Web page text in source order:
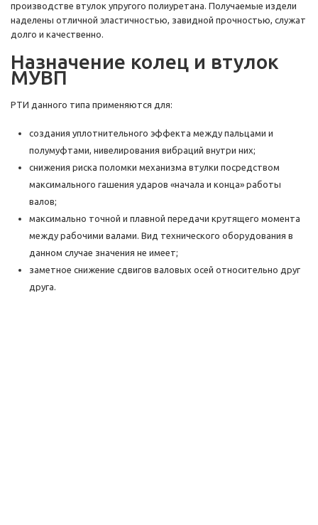
производстве втулок упругого полиуретана. Получаемые издели
наделены отличной эластичностью, завидной прочностью, служат
долго и качественно.
Назначение колец и втулок
МУВП
РТИ данного типа применяются для:
создания уплотнительного эффекта между пальцами и
полумуфтами, нивелирования вибраций внутри них;
снижения риска поломки механизма втулки посредством
максимального гашения ударов «начала и конца» работы
валов;
максимально точной и плавной передачи крутящего момента
между рабочими валами. Вид технического оборудования в
данном случае значения не имеет;
заметное снижение сдвигов валовых осей относительно друг
друга.